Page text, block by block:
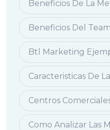
Beneficios De La
Beneficios Del
Btl Marketing
Caracteristicas De
Centros
Como Analizar Las